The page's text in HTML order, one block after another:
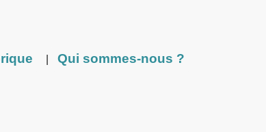
Qui sommes-nous ?